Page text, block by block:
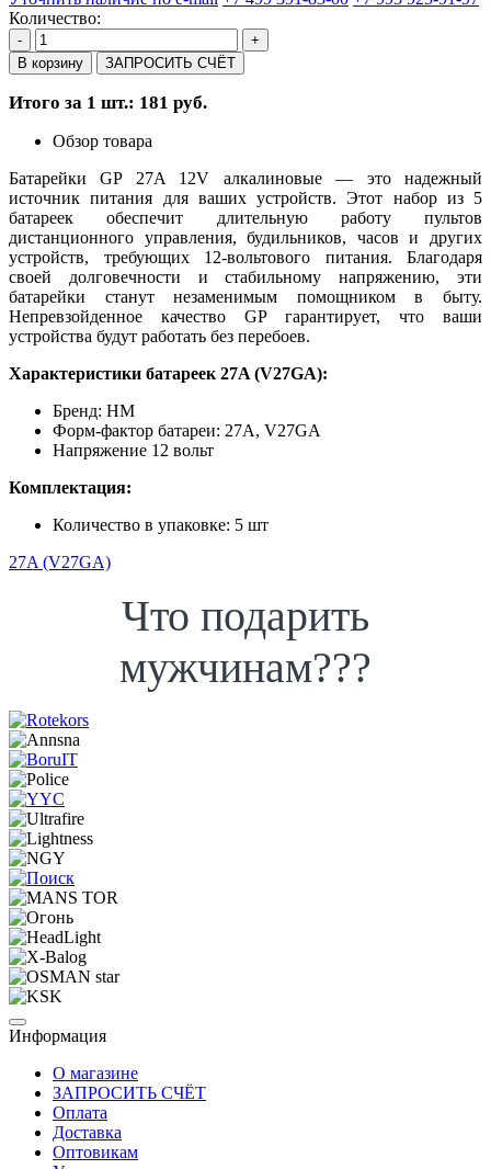
Количество:
-
+
В корзину
ЗАПРОСИТЬ СЧЁТ
Итого за 1 шт.: 181 руб.
Обзор товара
Батарейки GP 27A 12V алкалиновые — это надежный
источник питания для ваших устройств. Этот набор из 5
батареек обеспечит длительную работу пультов
дистанционного управления, будильников, часов и других
устройств, требующих 12-вольтового питания. Благодаря
своей долговечности и стабильному напряжению, эти
батарейки станут незаменимым помощником в быту.
Непревзойденное качество GP гарантирует, что ваши
устройства будут работать без перебоев.
Характеристики батареек 27A (V27GA):
Бренд: HM
Форм-фактор батареи: 27A, V27GA
Напряжение 12 вольт
Комплектация:
Количество в упаковке: 5 шт
27A (V27GA)
Что подарить
мужчинам???
Информация
О магазине
ЗАПРОСИТЬ СЧЁТ
Оплата
Доставка
Оптовикам